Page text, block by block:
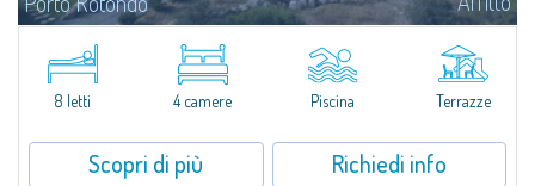
Porto RotondoNel cuore delle colline di Cugnana, a pochi minuti da Porto
Rotondo e dalle più belle spiagge della Costa Smeralda, proponiamo in...
8 letti
4 camere Piscina Terrazze
Scopri di più Richiedi info